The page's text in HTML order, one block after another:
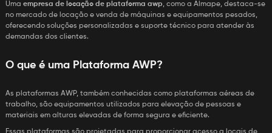
Uma empresa de locação de plataforma awp, como a Almape, destaca-se
no mercado de locação e venda de máquinas e equipamentos pesados,
oferecendo soluções personalizadas e suporte técnico para atender às
demandas dos clientes.
O que é uma Plataforma AWP?
As plataformas AWP, também conhecidas como plataformas aéreas de
trabalho, são equipamentos utilizados para elevação de pessoas e
materiais em alturas elevadas de forma segura e eficiente.